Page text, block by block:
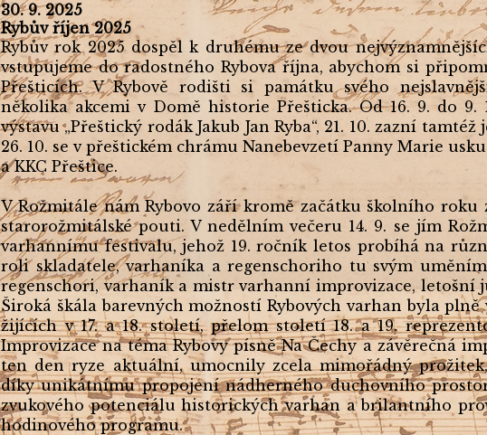
30. 9. 2025
Rybův říjen 2025
Rybův rok 2025 dospěl k druhému ze dvou
vstupujeme do radostného Rybova října, abychom si
Přešticích. V Rybově rodišti si památku svého
několika akcemi v Domě historie Přešticka. Od 16. 9. do
výstavu „Přeštický rodák Jakub Jan Ryba“, 21. 10. zazní
26. 10. se v přeštickém chrámu Nanebevzetí Panny Marie
a KKC Přeštice.
V Rožmitále nám Rybovo září kromě začátku školního
starorožmitálské pouti. V nedělním večeru 14. 9. se jím
varhannímu festivalu, jehož 19. ročník letos probíhá na
roli skladatele, varhaníka a regenschoriho tu svým
regenschori, varhaník a mistr varhanní improvizace, letošní
Široká škála barevných možností Rybových varhan byla
žijících v 17. a 18. století, přelom století 18. a 19.
Improvizace na téma Rybovy písně Na Čechy a závěrečná
ten den ryze aktuální, umocnily zcela mimořádný
díky unikátnímu propojení nádherného duchovního
zvukového potenciálu historických varhan a brilantního
hodinového programu.